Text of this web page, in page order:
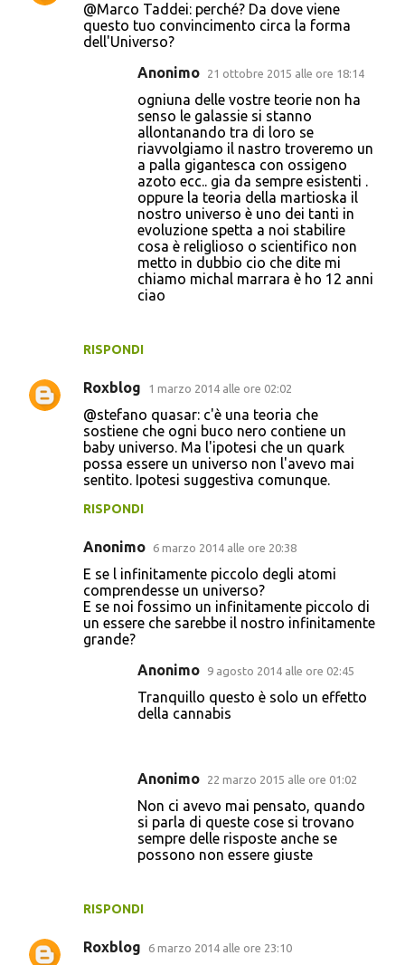
@Marco Taddei: perché? Da dove viene
questo tuo convincimento circa la forma
dell'Universo?
RISPONDI
Anonimo 21 ottobre 2015 alle ore 18:14
ogniuna delle vostre teorie non ha
senso le galassie si stanno
allontanando tra di loro se
riavvolgiamo il nastro troveremo un
a palla gigantesca con ossigeno
azoto ecc.. gia da sempre esistenti .
oppure la teoria della martioska il
nostro universo è uno dei tanti in
evoluzione spetta a noi stabilire
cosa è religlioso o scientifico non
metto in dubbio cio che dite mi
chiamo michal marrara è ho 12 anni
ciao
Roxblog 1 marzo 2014 alle ore 02:02
@stefano quasar: c'è una teoria che
sostiene che ogni buco nero contiene un
baby universo. Ma l'ipotesi che un quark
possa essere un universo non l'avevo mai
sentito. Ipotesi suggestiva comunque.
RISPONDI
Anonimo 6 marzo 2014 alle ore 20:38
E se l infinitamente piccolo degli atomi
comprendesse un universo?
E se noi fossimo un infinitamente piccolo di
un essere che sarebbe il nostro infinitamente
grande?
RISPONDI
Anonimo 9 agosto 2014 alle ore 02:45
Tranquillo questo è solo un effetto
della cannabis
Anonimo 22 marzo 2015 alle ore 01:02
Non ci avevo mai pensato, quando
si parla di queste cose si trovano
sempre delle risposte anche se
possono non essere giuste
Roxblog 6 marzo 2014 alle ore 23:10